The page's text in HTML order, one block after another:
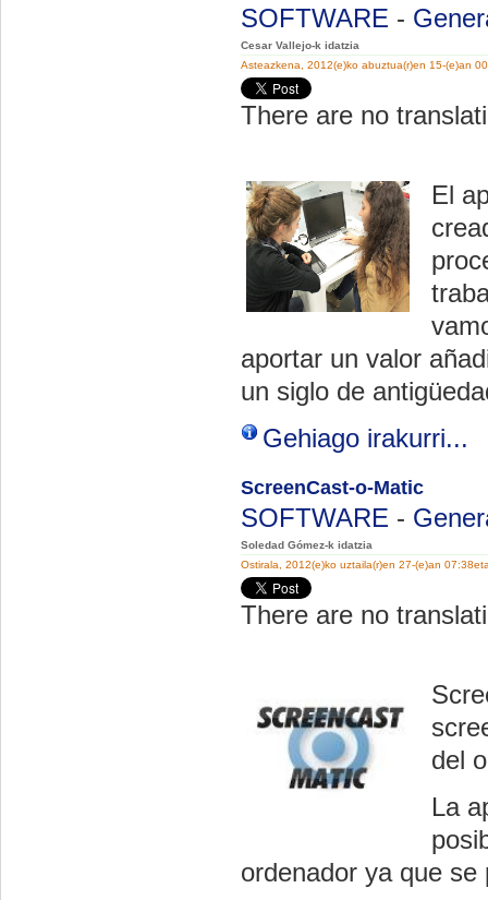
SOFTWARE -
Cesar Vallejo-k idatzia
Asteazkena, 2012(e)ko abuztua(r)en 15-(e)an
There are no
El
aportar un valor
un siglo de
Gehiago irakurri...
ScreenCast-o-Matic
SOFTWARE -
Soledad Gómez-k idatzia
Ostirala, 2012(e)ko uztaila(r)en 27-(e)an
There are no
del
La
ordenador ya que